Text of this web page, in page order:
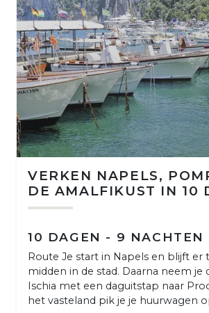
VERKEN NAPELS,
DE AMALFIKUST IN 10
10 DAGEN - 9 NACHTEN
Route Je start in Napels en blijft er
midden in de stad. Daarna neem je
Ischia met een daguitstap naar
het vasteland pik je je huurwagen